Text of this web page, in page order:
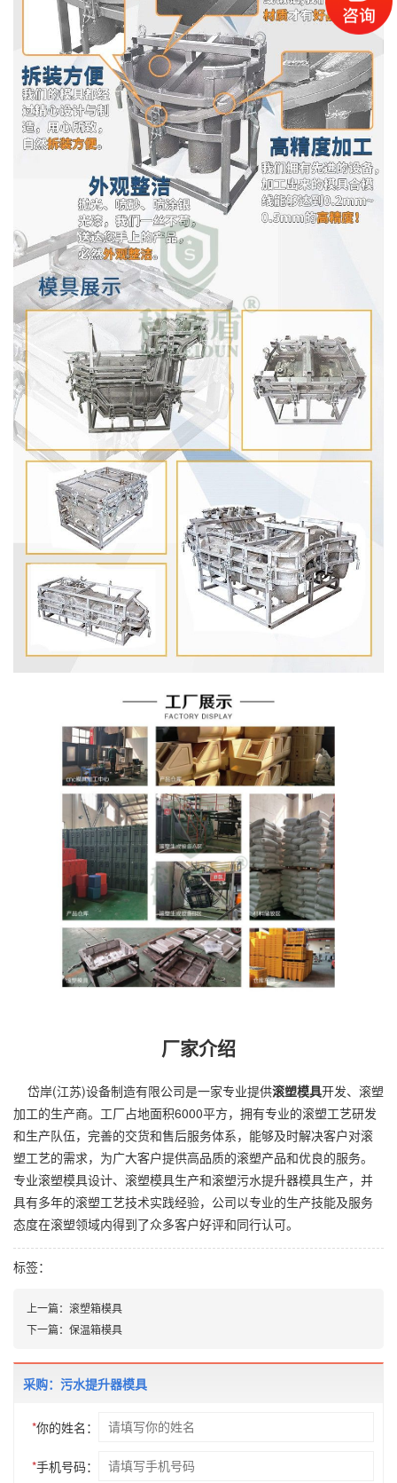
厂家介绍
岱岸(江苏)设备制造有限公司是一家专业提供滚塑模具开发、 滚塑
加工的生产商。工厂占地面积6000平方，拥有专业的滚塑工艺研发
和生产队伍，完善的交货和售后服务体系，能够及时解决客户对滚
塑工艺的需求，为广大客户提供高品质的滚塑产品和优良的服务。
专业滚塑模具设计、滚塑模具生产和滚塑污水提升器模具生产，并
具有多年的滚塑工艺技术实践经验，公司以专业的生产技能及服务
态度在滚塑领域内得到了众多客户好评和同行认可。
标签：
上一篇： 滚塑箱模具
下一篇： 保温箱模具
采购：污水提升器模具
*你的姓名：
*手机号码：